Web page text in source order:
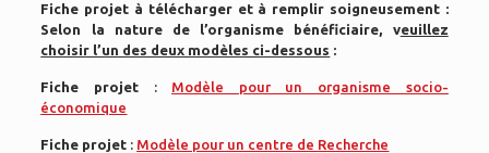
Fiche projet à télécharger et à remplir soigneusement :
Selon la nature de l’organisme bénéficiaire, veuillez
choisir l’un des deux modèles ci-dessous :
Fiche projet : Modèle pour un organisme socio-
économique
Fiche projet : Modèle pour un centre de Recherche